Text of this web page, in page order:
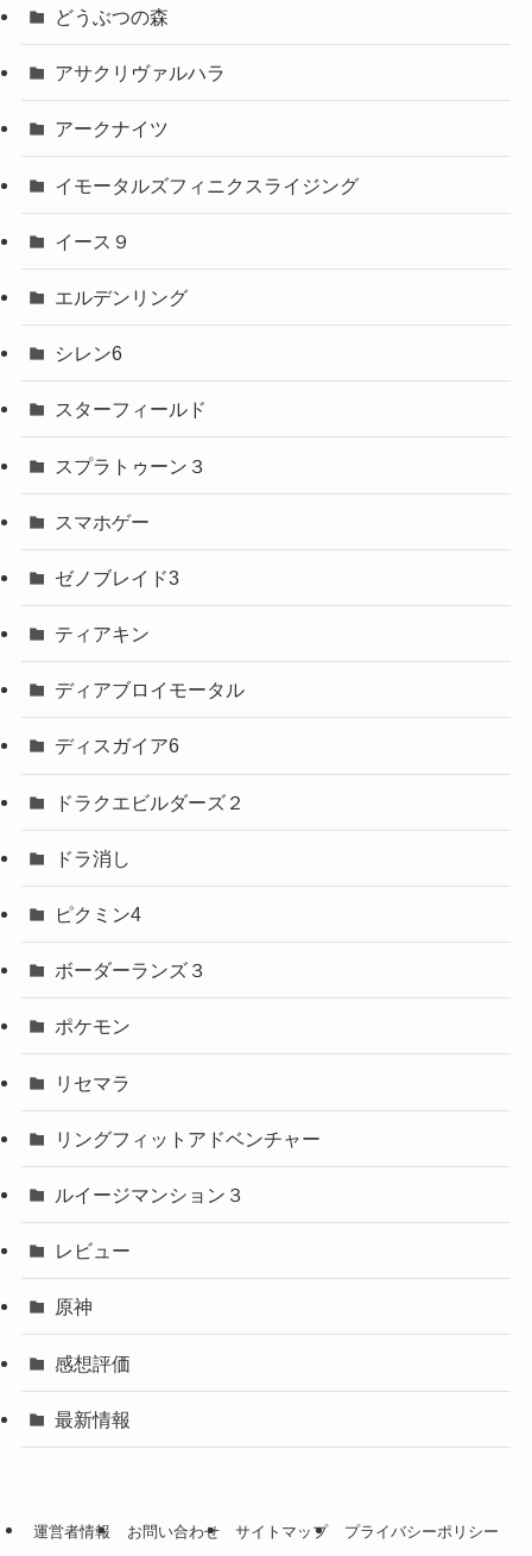
どうぶつの森
アサクリヴァルハラ
アークナイツ
イモータルズフィニクスライジング
イース９
エルデンリング
シレン6
スターフィールド
スプラトゥーン３
スマホゲー
ゼノブレイド3
ティアキン
ディアブロイモータル
ディスガイア6
ドラクエビルダーズ２
ドラ消し
ピクミン4
ボーダーランズ３
ポケモン
リセマラ
リングフィットアドベンチャー
ルイージマンション３
レビュー
原神
感想評価
最新情報
運営者情報 お問い合わせ サイトマップ プライバシーポリシー